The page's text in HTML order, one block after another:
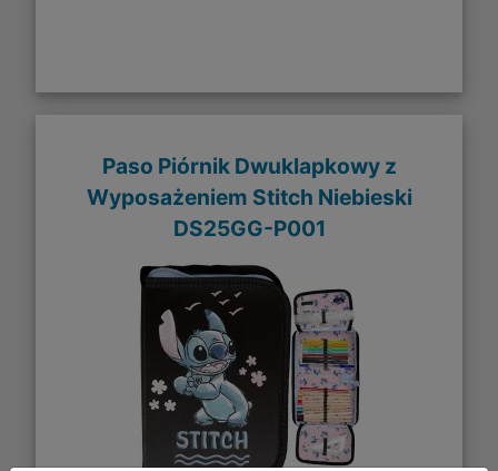
Paso Piórnik Dwuklapkowy z
Wyposażeniem Stitch Niebieski
DS25GG-P001